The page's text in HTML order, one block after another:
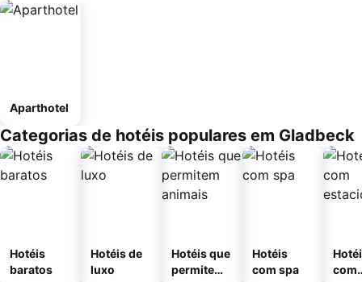
Aparthotel
Categorias de hotéis populares em Gladbeck
Hotéis
baratos
Hotéis de
luxo
Hotéis que
permitem
Hotéis
com spa
com